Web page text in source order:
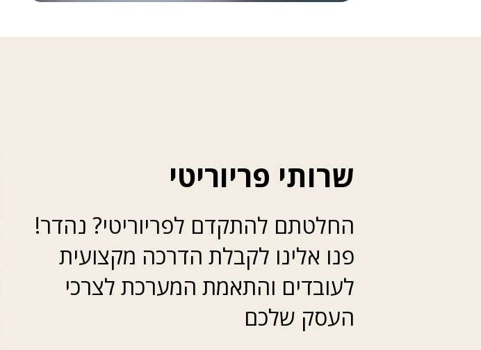
שרותי פריוריטי
החלטתם להתקדם לפריוריטי? נהדר!
פנו אלינו לקבלת הדרכה מקצועית
לעובדים והתאמת המערכת לצרכי
העסק שלכם